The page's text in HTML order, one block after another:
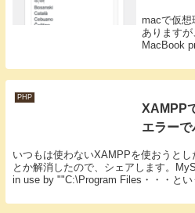
macで仮想
あります
MacBook
トール済
フォルダ
PHP
XAMPP
エラーで
いつもは使わないXAMPPを使おうと
とか解消したので、シェアします。
in use by ""C:\Program Files・・・とい